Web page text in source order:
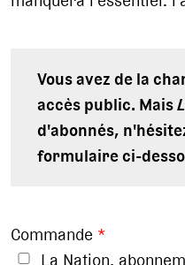
Vous avez de la
accès public. Mais
d'abonnés,
formulaire ci-
Commande *